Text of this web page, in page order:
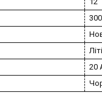
20